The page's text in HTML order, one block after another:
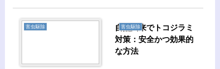
害虫駆除 害虫駆除
自然由来でトコジラミ
対策：安全かつ効果的
な方法